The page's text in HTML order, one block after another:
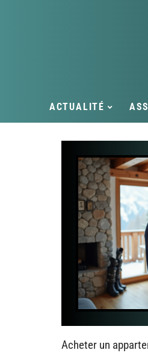
ACTUALITÉ
Acheter un